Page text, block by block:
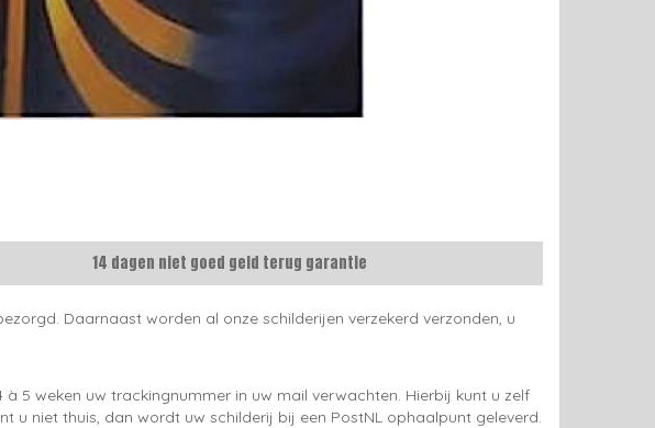
14 dagen niet goed geld terug garantie
Daarnaast worden al onze schilderijen verzekerd verzonden, u
5 weken uw trackingnummer in uw mail verwachten. Hierbij kunt u zelf
u niet thuis, dan wordt uw schilderij bij een PostNL ophaalpunt geleverd.